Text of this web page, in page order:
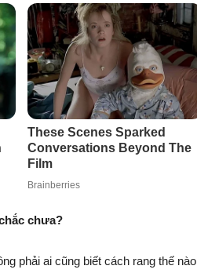
chưa?
phải ai cũng biết cách rang thế nào